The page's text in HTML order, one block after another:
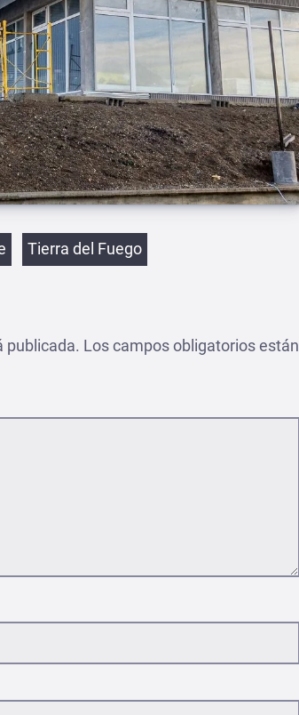
Tierra del Fuego
publicada. Los campos obligatorios están